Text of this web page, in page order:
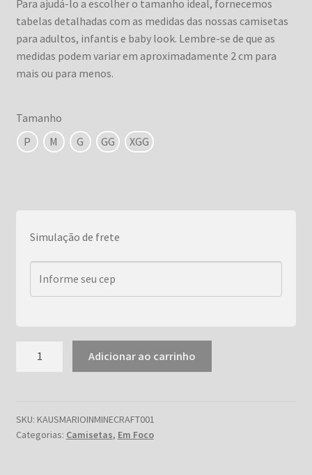
Para ajudá-lo a escolher o tamanho ideal, fornecemos
tabelas detalhadas com as medidas das nossas camisetas
para adultos, infantis e baby look. Lembre-se de que as
medidas podem variar em aproximadamente 2 cm para
mais ou para menos.
Tamanho
P
M G GG XGG
Simulação de frete
quantidade
Adicionar ao carrinho
SKU: KAUSMARIOINMINECRAFT001
Categorias: Camisetas, Em Foco